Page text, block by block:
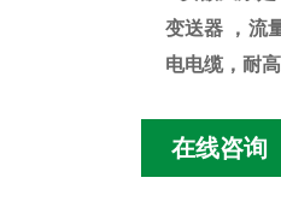
变送器 ，流
电电缆，耐
在线咨询